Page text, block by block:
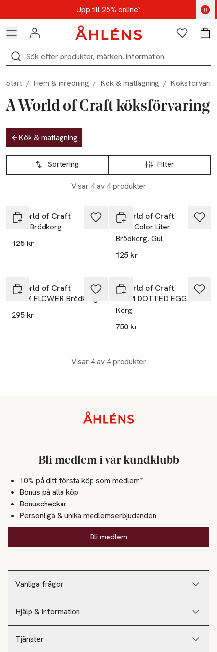
Hoppa till navigationsmenynUpp till 25% online*
Kod: AUG25 - Shoppa nu
Logga in Favoriter
Sök
Start / Hem & inredning / Kök & matlagning /
A World of Craft köksförvaring
Hoppa till produktsidan
Kök & matlagning
Hoppa till produktsidan
Filter
Sortering
Visar 4 av 4 produkter
Lista över produkter
A World of Craft
Liten Brödkorg
125 kr
A World of Craft
Palm Color Liten
Brödkorg, Gul
125 kr
A World of Craft
PALM FLOWER Brödkorg
295 kr
A World of Craft
PALM DOTTED EGG
Korg
750 kr
Visar 4 av 4 produkter
Vanliga frågor
Hjälp & information
Tjänster
Bli medlem i vår kundklubb
10% på ditt första köp som medlem*
Bonus på alla köp
Bonuscheckar
Personliga & unika medlemserbjudanden
Bli medlem